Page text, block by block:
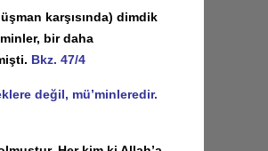
karşısında) dimdik
bir daha
Bkz. 47/4
değil, mü’minleredir.